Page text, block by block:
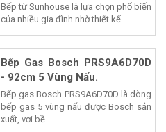
Bếp từ Sunhouse là lựa chọn phổ biến
của nhiều gia đình nhờ thiết kế...
Bếp Gas Bosch PRS9A6D70D
- 92cm 5 Vùng Nấu.
Bếp gas Bosch PRS9A6D70D là dòng
bếp gas 5 vùng nấu được Bosch sản
xuất, vơi bề...